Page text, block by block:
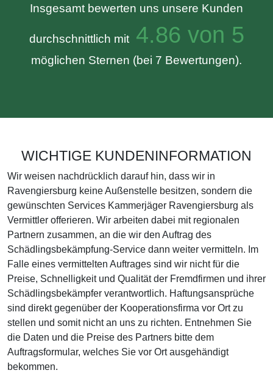
Insgesamt bewerten uns unsere Kunden
durchschnittlich mit4.86 von 5
möglichen Sternen (bei 7 Bewertungen).
WICHTIGE KUNDENINFORMATION
Wir weisen nachdrücklich darauf hin, dass wir in
Ravengiersburg keine Außenstelle besitzen, sondern die
gewünschten Services Kammerjäger Ravengiersburg als
Vermittler offerieren. Wir arbeiten dabei mit regionalen
Partnern zusammen, an die wir den Auftrag des
Schädlingsbekämpfung-Service dann weiter vermitteln. Im
Falle eines vermittelten Auftrages sind wir nicht für die
Preise, Schnelligkeit und Qualität der Fremdfirmen und ihrer
Schädlingsbekämpfer verantwortlich. Haftungsansprüche
sind direkt gegenüber der Kooperationsfirma vor Ort zu
stellen und somit nicht an uns zu richten. Entnehmen Sie
die Daten und die Preise des Partners bitte dem
Auftragsformular, welches Sie vor Ort ausgehändigt
bekommen.